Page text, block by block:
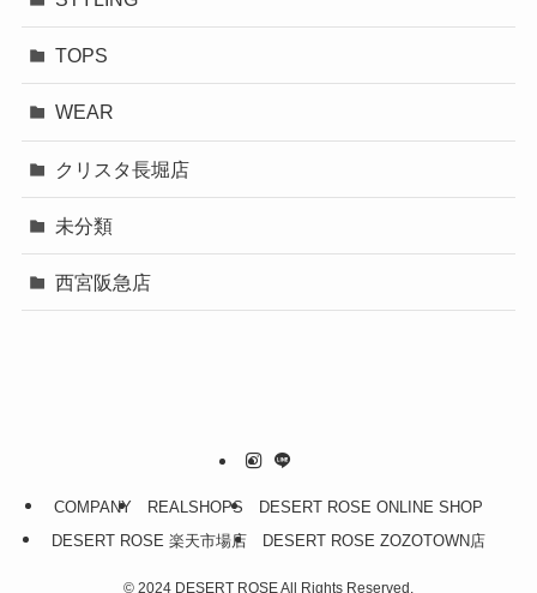
SKIRT
STYLING
TOPS
WEAR
クリスタ長堀店
未分類
COMPANY REALSHOPS DESERT ROSE ONLINE SHOP